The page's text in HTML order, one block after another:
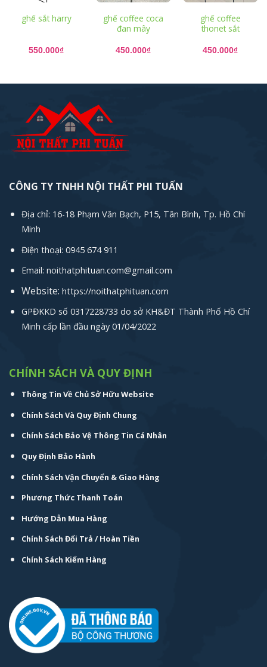
ghế sắt harry
550.000₫
ghế coffee coca
đan mây
450.000₫
ghế coffee
thonet sắt
450.000₫
CÔNG TY TNHH NỘI THẤT PHI TUẤN
Địa chỉ: 16-18 Phạm Văn Bạch, P15, Tân Bình, Tp. Hồ Chí
Minh
Điện thoại: 0945 674 911
Email: noithatphituan.com@gmail.com
Website: https://noithatphituan.com
GPĐKKD số 0317228733 do sở KH&ĐT Thành Phố Hồ Chí
Minh cấp lần đầu ngày 01/04/2022
CHÍNH SÁCH VÀ QUY ĐỊNH
Thông Tin Về Chủ Sở Hữu Website
Chính Sách Và Quy Định Chung
Chính Sách Bảo Vệ Thông Tin Cá Nhân
Quy Định Bảo Hành
Chính Sách Vận Chuyển & Giao Hàng
Phương Thức Thanh Toán
Hướng Dẫn Mua Hàng
Chính Sách Đổi Trả / Hoàn Tiền
Chính Sách Kiểm Hàng